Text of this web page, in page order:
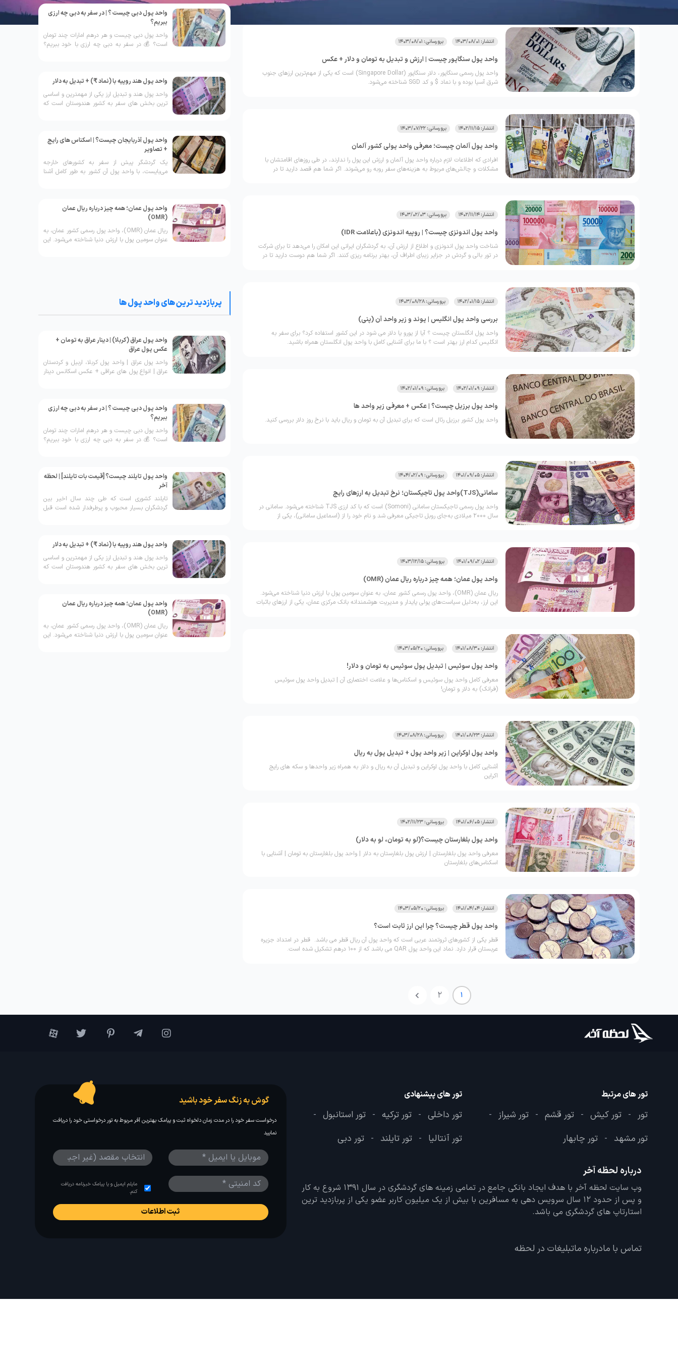
واحد پول دبی چیست ؟ | در سفر به دبی چه ارزی
ببریم؟
واحد پول دبی چیست و هر درهم امارات چند تومان
است؟ 💰 در سفر به دبی چه ارزی با خود ببریم؟
واحد پول هند روپیه با (نماد ₹) + تبدیل به دلار
واحد پول هند و تبدیل ارز یکی از مهمترین و اساسی
ترین بخش های سفر به کشور هندوستان است که
واحد پول آذربایجان چیست؟ | اسکناس های رایج
+ تصاویر
یک گردشگر پیش از سفر به کشور‌های خارجه
می‌بایست، با واحد پول آن کشور به طور کامل آشنا
واحد پول عمان؛ همه چیز درباره ریال عمان
(OMR)
ریال عمان (OMR)، واحد پول رسمی کشور عمان، به
عنوان سومین پول با ارزش دنیا شناخته می‌شود. این
پربازدید ترین های واحد پول ها
واحد پول عراق (کربلا) | دینار عراق به تومان +
عکس پول عراق
واحد پول عراق | واحد پول کربلا، اربیل و کردستان
عراق | انواع پول های عراقی + عکس اسکانس دینار
واحد پول دبی چیست ؟ | در سفر به دبی چه ارزی
ببریم؟
واحد پول دبی چیست و هر درهم امارات چند تومان
است؟ 💰 در سفر به دبی چه ارزی با خود ببریم؟
واحد پول تایلند چیست؟ [قیمت بات تایلند] | لحظه
آخر
تایلند کشوری است که طی چند سال اخیر بین
گردشگران بسیار محبوب و پرطرفدار شده است قبل
واحد پول هند روپیه با (نماد ₹) + تبدیل به دلار
واحد پول هند و تبدیل ارز یکی از مهمترین و اساسی
ترین بخش های سفر به کشور هندوستان است که
واحد پول عمان؛ همه چیز درباره ریال عمان
(OMR)
ریال عمان (OMR)، واحد پول رسمی کشور عمان، به
عنوان سومین پول با ارزش دنیا شناخته می‌شود. این
لغوی کرون به سوئدی به معنای تاج بوده و کرون در جزایر آلند به همراه یورو مورد استفاده قرار
انگلیس، به واحد‌های کوچک‌تری تقسیم نمی‌شود. در حقیقت واحد کوچک‌تر کرون که "öre" بود، در
انتشار: 1403/08/01 برورسانی: 1403/08/01
واحد پول سنگاپور چیست | ارزش و تبدیل به تومان و دلار + عکس
واحد پول رسمی سنگاپور، دلار سنگاپور (Singapore Dollar) است که یکی از مهم‌ترین ارزهای جنوب
شرق آسیا بوده و با نماد $ و کد SGD شناخته می‌شود.
انتشار: 1402/11/15 برورسانی: 1403/07/22
واحد پول آلمان چیست؛ معرفی واحد پولی کشور آلمان
افرادی که اطلاعات لازم درباره واحد پول آلمان و ارزش این پول را ندارند، در طی روزهای اقامتشان با
مشکلات و چالش‌های مربوط به هزینه‌های سفر روبه رو می‌شوند. اگر شما هم قصد دارید تا در
انتشار: 1402/11/14 برورسانی: 1403/02/03
واحد پول اندونزی چیست؟ | روپیه اندونزی (باعلامت IDR)
شناخت واحد پول اندونزی و اطلاع از ارزش آن، به گردشگران ایرانی این امکان را می‌دهد تا برای شرکت
در تور بالی و گردش در جزایر زیبای اطراف آن، بهتر برنامه ریزی کنند. اگر شما هم دوست دارید تا در
انتشار: 1402/01/15 برورسانی: 1403/08/28
بررسی واحد پول انگلیس | پوند و زیر واحد آن (پنی)
واحد پول انگلستان چیست ؟ آیا از یورو یا دلار می شود در این کشور استفاده کرد؟ برای سفر به
انگلیس کدام ارز بهتر است ؟ با ما برای آشنایی کامل با واحد پول انگلستان همراه باشید.
انتشار: 1402/01/09 برورسانی: 1402/01/09
واحد پول برزیل چیست؟ | عکس + معرفی زیر واحد ها
واحد پول کشور برزیل رئال است که برای تبدیل آن به تومان و ریال باید با نرخ روز دلار بررسی کنید.
انتشار: 1401/09/05 برورسانی: 1404/02/09
سامانی(TJS)واحد پول تاجیکستان؛ نرخ‌ تبدیل به ارزهای رایج
واحد پول رسمی تاجیکستان سامانی (Somoni) است که با کد ارزی TJS شناخته می‌شود. سامانی در
سال ۲۰۰۰ میلادی به‌جای روبل تاجیکی معرفی شد و نام خود را از (اسماعیل سامانی)، یکی از
انتشار: 1401/09/02 برورسانی: 1403/12/15
واحد پول عمان؛ همه چیز درباره ریال عمان (OMR)
ریال عمان (OMR)، واحد پول رسمی کشور عمان، به عنوان سومین پول با ارزش دنیا شناخته می‌شود.
این ارز، به‌دلیل سیاست‌های پولی پایدار و مدیریت هوشمندانه بانک مرکزی عمان، یکی از ارزهای باثبات
انتشار: 1401/08/30 برورسانی: 1403/05/20
واحد پول سوئیس | تبدیل پول سوئیس به تومان و دلار!
معرفی کامل واحد پول سوئیس و اسکناس‌ها و علامت اختصاری آن | تبدیل واحد پول سوئیس
(فرانک) به دلار و تومان!
انتشار: 1401/08/23 برورسانی: 1403/08/28
واحد پول اوکراین | زیر واحد پول + تبدیل پول به ریال
آشنایی کامل با واحد پول اوکراین و تبدیل آن به ریال و دلار به همراه زیر واحدها و سکه های رایج
اکراین
انتشار: 1401/06/05 برورسانی: 1402/11/23
واحد پول بلغارستان چیست؟(لو به تومان، لو به دلار)
معرفی واحد پول بلغارستان | ارزش پول بلغارستان به دلار | واحد پول بلغارستان به تومان | آشنایی با
اسکناس‌‌های بلغارستان
انتشار: 1401/04/04 برورسانی: 1403/05/20
واحد پول قطر چیست؟ چرا این ارز ثابت است؟
قطر یکی از کشورهای ثروتمند عربی است که واحد پول آن ریال قطر می باشد. قطر در امتداد جزیره
عربستان قرار دارد. نماد این واحد پول QAR می باشد که از 100 درهم تشکیل شده است.
1
2
تور های مرتبط
تور - تور کیش - تور قشم - تور شیراز -
تور مشهد - تور چابهار
تور های پیشنهادی
تور داخلی - تور ترکیه - تور استانبول -
تور آنتالیا - تور تایلند - تور دبی
درباره لحظه آخر
وب سایت لحظه آخر با هدف ایجاد بانکی جامع در تمامی زمینه های گردشگری در سال 1391 شروع به کار
و پس از حدود 12 سال سرویس دهی به مسافرین با بیش از یک میلیون کاربر عضو یکی از پربازدید ترین
استارتاپ های گردشگری می باشد.
تماس با مادرباره ماتبلیغات در لحظه
گوش به زنگ سفر خود باشید
درخواست سفر خود را در مدت زمان دلخواه ثبت و پیامک بهترین آفر مربوط به تور درخواستی خود را دریافت
نمایید
مایلم ایمیل و یا پیامک خبرنامه دریافت
کنم.